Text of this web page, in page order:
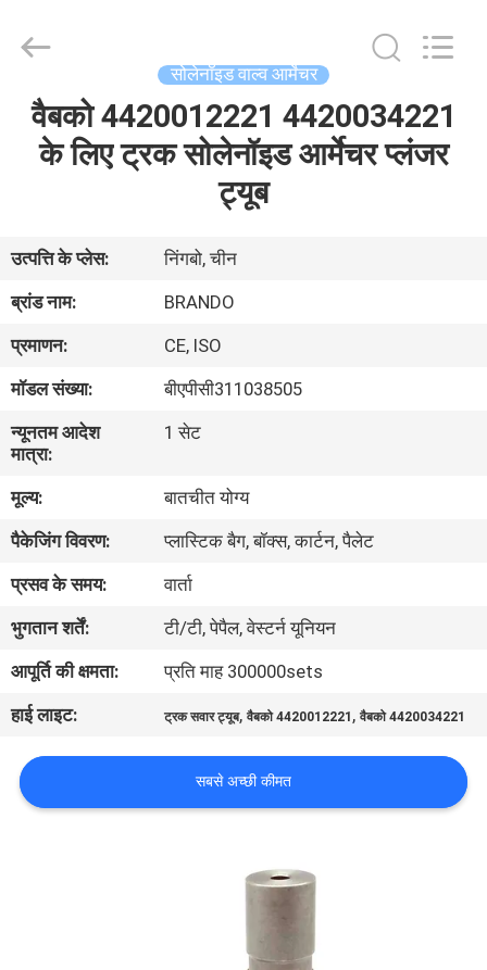
घर
हमारे
बारे
में
कारखाने
का
गुणवत्ता
नियंत्रण
हमसे
संपर्क
करें
उद्धरण
Reserved.
सोलेनॉइड वाल्व आर्मेचर
वैबको 4420012221 4420034221
के लिए ट्रक सोलेनॉइड आर्मेचर प्लंजर
ट्यूब
उत्पत्ति के प्लेस:
निंगबो, चीन
ब्रांड नाम:
BRANDO
प्रमाणन:
CE, ISO
मॉडल संख्या:
बीएपीसी311038505
न्यूनतम आदेश
मात्रा:
1 सेट
मूल्य:
बातचीत योग्य
पैकेजिंग विवरण:
प्लास्टिक बैग, बॉक्स, कार्टन, पैलेट
प्रसव के समय:
वार्ता
भुगतान शर्तें:
टी/टी, पेपैल, वेस्टर्न यूनियन
आपूर्ति की क्षमता:
प्रति माह 300000sets
हाई लाइट:
ट्रक सवार ट्यूब,वैबको 4420012221 ,वैबको 4420034221
सबसे अच्छी कीमत